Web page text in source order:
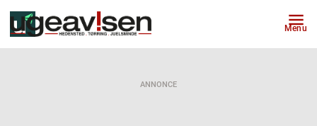
Menu
ANNONCE